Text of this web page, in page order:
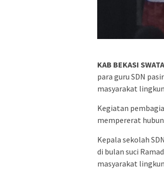
KAB BEKASI
para guru SDN
masyarakat
Kegiatan
mempererat
Kepala sekolah
di bulan suci
masyarakat